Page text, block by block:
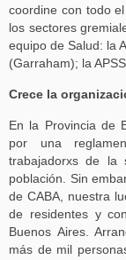
coordine con todo
los sectores
equipo de Salud: la
(Garraham); la
Crece la
En la Provincia de
por una
trabajadorxs de la
población. Sin
de CABA, nuestra
de residentes y
Buenos Aires.
más de mil